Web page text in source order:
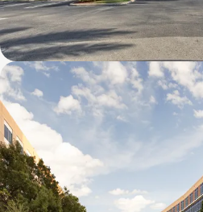
8600 NW 17th Street (FL)